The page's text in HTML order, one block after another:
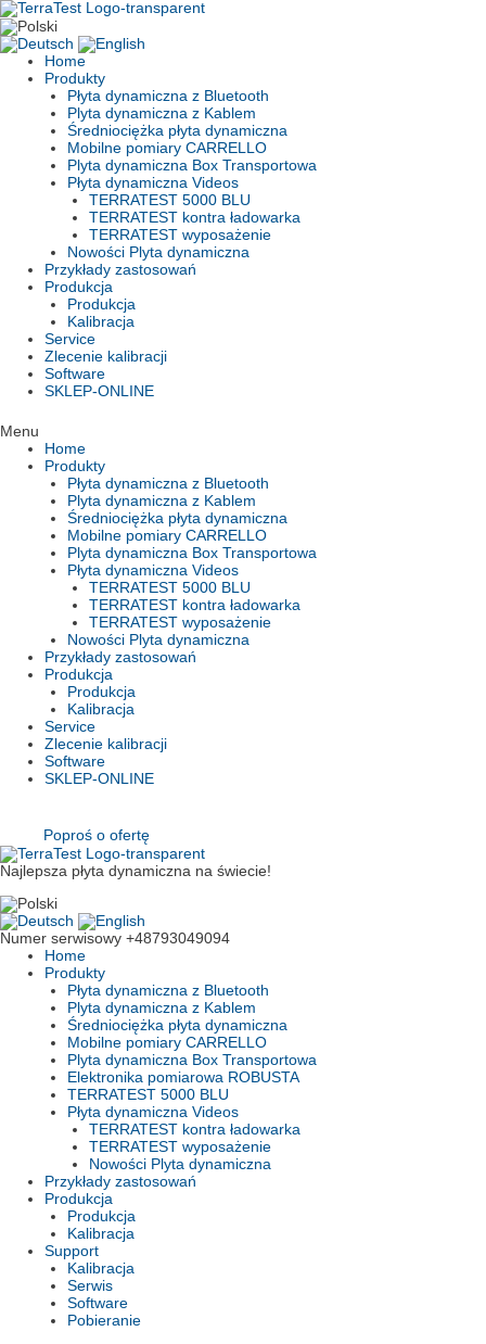
Skip
to
content
Home
Produkty
Płyta dynamiczna z Bluetooth
Plyta dynamiczna z Kablem
Średniociężka płyta dynamiczna
Mobilne pomiary CARRELLO
Plyta dynamiczna Box Transportowa
Płyta dynamiczna Videos
TERRATEST 5000 BLU
TERRATEST kontra ładowarka
TERRATEST wyposażenie
Nowości Plyta dynamiczna
Przykłady zastosowań
Produkcja
Produkcja
Kalibracja
Service
Zlecenie kalibracji
Software
SKLEP-ONLINE
Menu
Home
Produkty
Płyta dynamiczna z Bluetooth
Plyta dynamiczna z Kablem
Średniociężka płyta dynamiczna
Mobilne pomiary CARRELLO
Plyta dynamiczna Box Transportowa
Płyta dynamiczna Videos
TERRATEST 5000 BLU
TERRATEST kontra ładowarka
TERRATEST wyposażenie
Nowości Plyta dynamiczna
Przykłady zastosowań
Produkcja
Produkcja
Kalibracja
Service
Zlecenie kalibracji
Software
SKLEP-ONLINE
Poproś o ofertę
Najlepsza płyta dynamiczna na świecie!
Numer serwisowy +48793049094
Home
Produkty
Płyta dynamiczna z Bluetooth
Plyta dynamiczna z Kablem
Średniociężka płyta dynamiczna
Mobilne pomiary CARRELLO
Plyta dynamiczna Box Transportowa
Elektronika pomiarowa ROBUSTA
TERRATEST 5000 BLU
Płyta dynamiczna Videos
TERRATEST kontra ładowarka
TERRATEST wyposażenie
Nowości Plyta dynamiczna
Przykłady zastosowań
Produkcja
Produkcja
Kalibracja
Support
Kalibracja
Serwis
Software
Pobieranie